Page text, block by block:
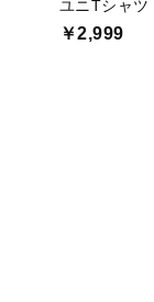
ユニTシャ
￥2,999